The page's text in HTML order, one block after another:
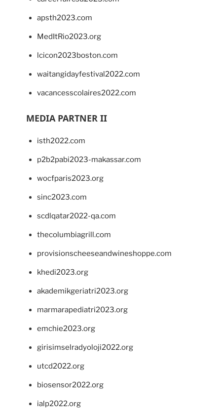
apsth2023.com
MedItRio2023.org
lcicon2023boston.com
waitangidayfestival2022.com
vacancesscolaires2022.com
MEDIA PARTNER II
isth2022.com
p2b2pabi2023-makassar.com
wocfparis2023.org
sinc2023.com
scdlqatar2022-qa.com
thecolumbiagrill.com
provisionscheeseandwineshoppe.com
khedi2023.org
akademikgeriatri2023.org
marmarapediatri2023.org
emchie2023.org
girisimselradyoloji2022.org
utcd2022.org
biosensor2022.org
ialp2022.org